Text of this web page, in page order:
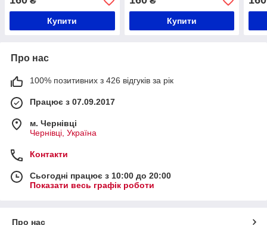
якість
Купити
якість
Купити
Про нас
100% позитивних з 426 відгуків за рік
Працює з 07.09.2017
м. Чернівці
Чернівці, Україна
Контакти
Сьогодні працює з 10:00 до 20:00
Показати весь графік роботи
Про нас